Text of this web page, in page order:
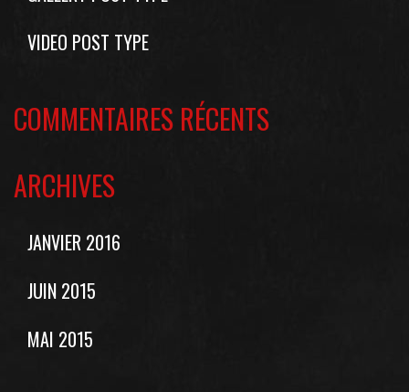
VIDEO POST TYPE
COMMENTAIRES RÉCENTS
ARCHIVES
JANVIER 2016
JUIN 2015
MAI 2015